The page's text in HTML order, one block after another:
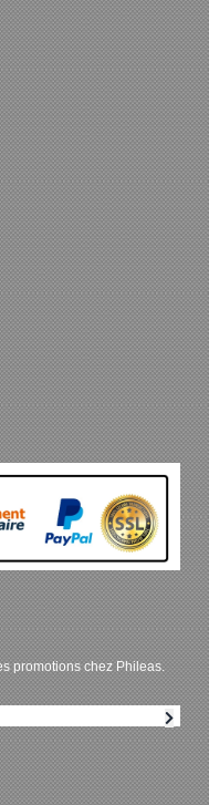
promotions chez Phileas.